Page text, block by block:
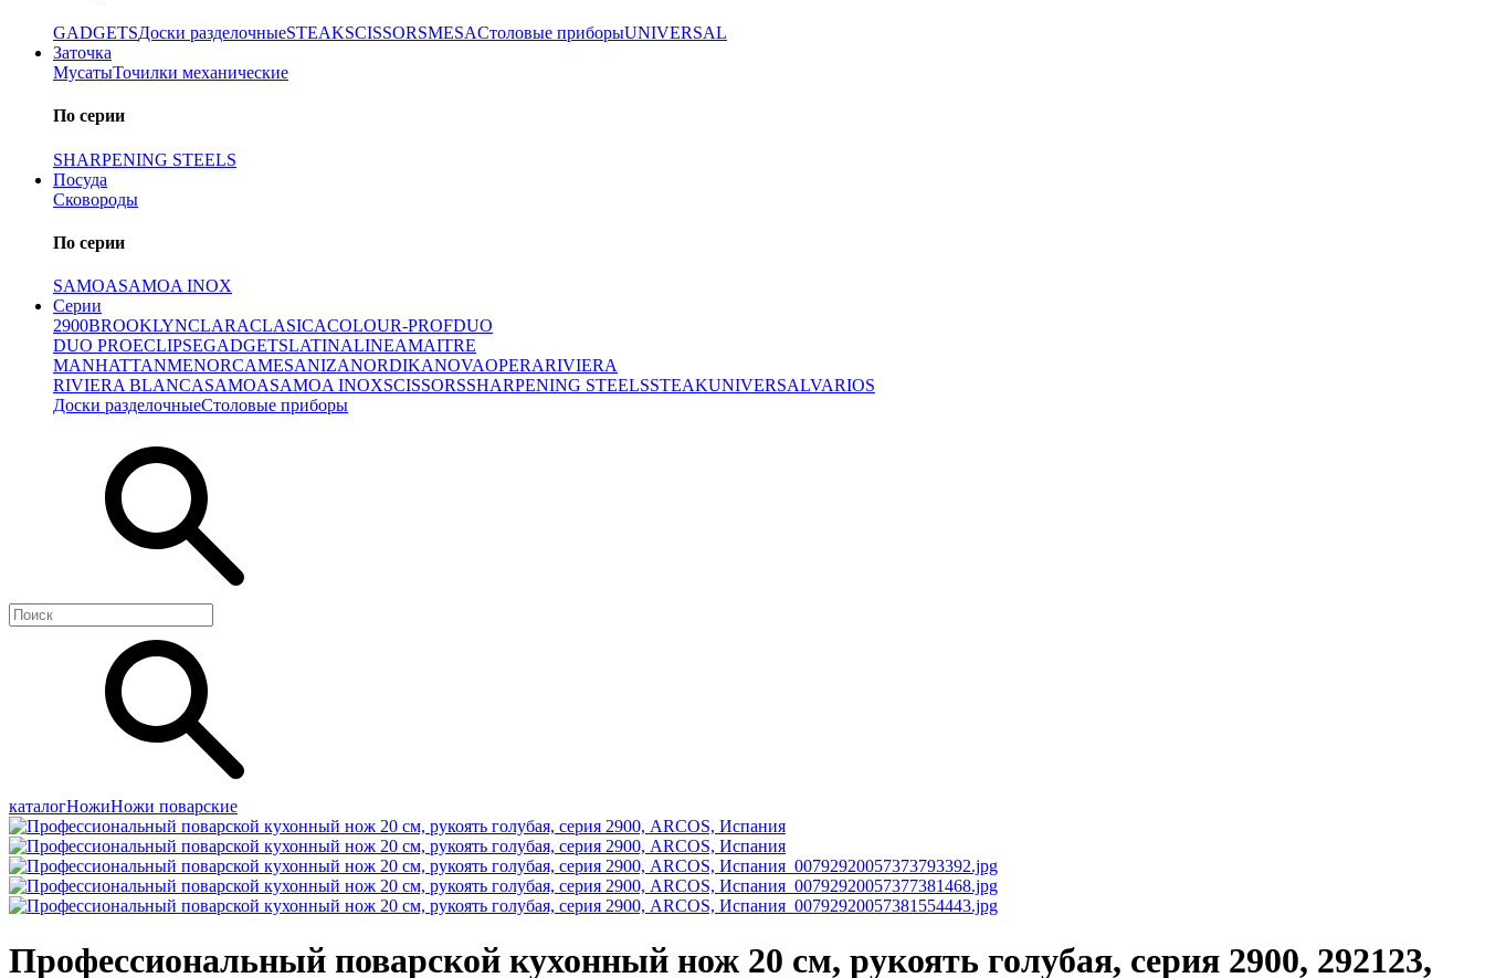
GADGETSДоски разделочныеSTEAKSCISSORSMESAСтоловые приборыUNIVERSAL
Заточка
МусатыТочилки механические
По серии
SHARPENING STEELS
Посуда
Сковороды
По серии
SAMOASAMOA INOX
Серии
2900BROOKLYNCLARACLASICACOLOUR-PROFDUO
DUO PROECLIPSEGADGETSLATINALINEAMAITRE
MANHATTANMENORCAMESANIZANORDIKANOVAOPERARIVIERA
RIVIERA BLANCASAMOASAMOA INOXSCISSORSSHARPENING STEELSSTEAKUNIVERSALVARIOS
Доски разделочныеСтоловые приборы
каталогНожиНожи поварские
Профессиональный поварской кухонный нож 20 см, рукоять голубая, серия 2900, 292123,